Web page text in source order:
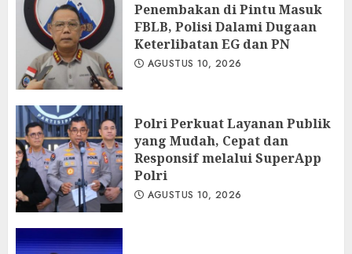
Penembakan di Pintu Masuk
FBLB, Polisi Dalami Dugaan
Keterlibatan EG dan PN
AGUSTUS 10, 2026
Polri Perkuat Layanan Publik
yang Mudah, Cepat dan
Responsif melalui SuperApp
Polri
AGUSTUS 10, 2026